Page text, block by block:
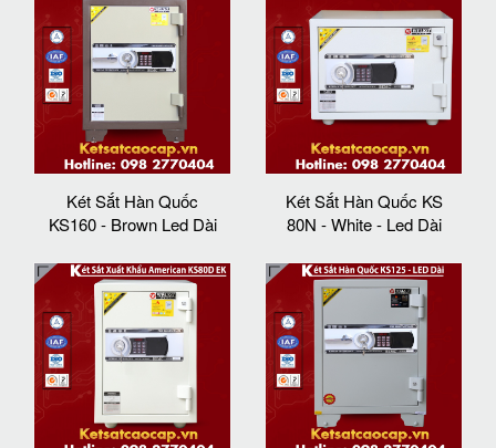
Két Sắt Hàn Quốc
KS160 - Brown Led Dài
Két Sắt Hàn Quốc KS
80N - White - Led Dài